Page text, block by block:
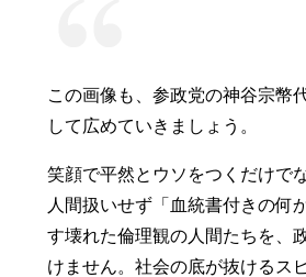
この画像も、参政党の神谷宗幣
して広めていきましょう。
笑顔で平然とウソをつくだけで
人間扱いせず「血統書付きの何
す壊れた倫理観の人間たちを、
けません。社会の底が抜けるス